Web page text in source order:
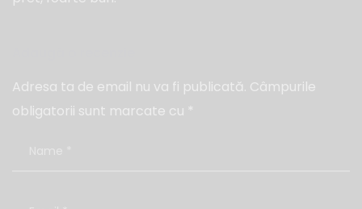
Adresa ta de email nu va fi publicată. Câmpurile
obligatorii sunt marcate cu *